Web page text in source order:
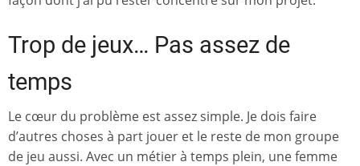
Trop de jeux… Pas assez de
temps
Le cœur du problème est assez simple. Je dois faire
d’autres choses à part jouer et le reste de mon groupe
de jeu aussi. Avec un métier à temps plein, une femme